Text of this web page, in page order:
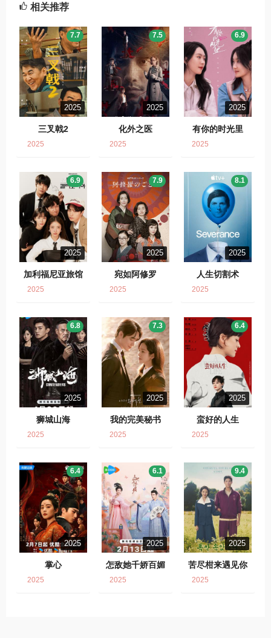
相关推荐
2025
三叉戟2
7.7
2025
2025
化外之医
7.5
2025
2025
有你的时光里
6.9
2025
2025
加利福尼亚旅馆
6.9
2025
2025
宛如阿修罗
7.9
2025
2025
人生切割术
8.1
2025
2025
狮城山海
6.8
2025
2025
我的完美秘书
7.3
2025
2025
蛮好的人生
6.4
2025
2025
掌心
6.4
2025
2025
怎敌她千娇百媚
6.1
2025
2025
苦尽柑来遇见你
9.4
2025